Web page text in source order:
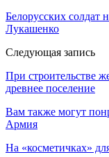
Белорусских солдат
Лукашенко
Следующая запись
При строительстве
древнее поселение
Вам также могут
Армия
На «косметичках»